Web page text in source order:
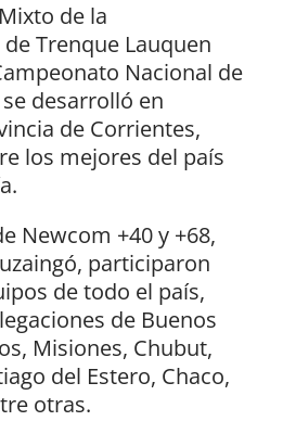
de la
Trenque Lauquen
Nacional de
desarrolló en
de Corrientes,
los mejores del país
Newcom +40 y +68,
participaron
de todo el país,
de Buenos
Misiones, Chubut,
del Estero, Chaco,
otras.